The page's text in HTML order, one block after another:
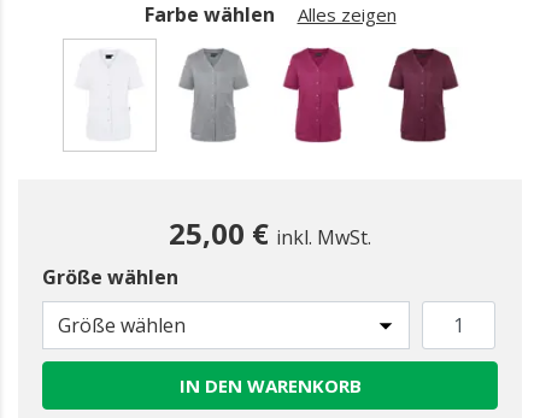
Farbe wählen Alles zeigen
25,00 € inkl. MwSt.
Größe wählen
Größe wählen
IN DEN WARENKORB